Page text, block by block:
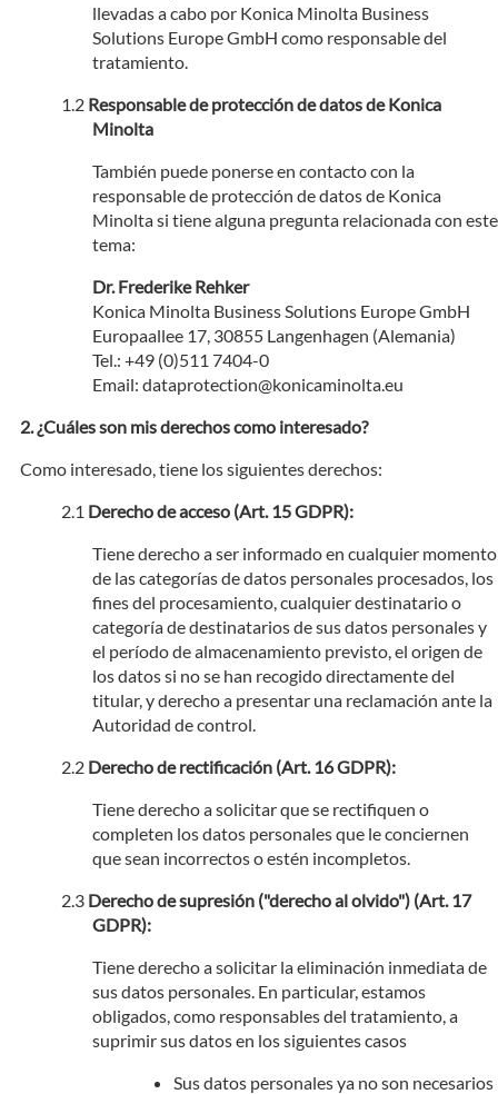
llevadas a cabo por Konica Minolta Business
Solutions Europe GmbH como responsable del
tratamiento.
Responsable de protección de datos de Konica
Minolta
También puede ponerse en contacto con la
responsable de protección de datos de Konica
Minolta si tiene alguna pregunta relacionada con este
tema:
Dr. Frederike Rehker
Konica Minolta Business Solutions Europe GmbH
Europaallee 17, 30855 Langenhagen (Alemania)
Tel.: +49 (0)511 7404-0
Email: dataprotection@konicaminolta.eu
¿Cuáles son mis derechos como interesado?
Como interesado, tiene los siguientes derechos:
Derecho de acceso (Art. 15 GDPR):
Tiene derecho a ser informado en cualquier momento
de las categorías de datos personales procesados, los
fines del procesamiento, cualquier destinatario o
categoría de destinatarios de sus datos personales y
el período de almacenamiento previsto, el origen de
los datos si no se han recogido directamente del
titular, y derecho a presentar una reclamación ante la
Autoridad de control.
Derecho de rectificación (Art. 16 GDPR):
Tiene derecho a solicitar que se rectifiquen o
completen los datos personales que le conciernen
que sean incorrectos o estén incompletos.
Derecho de supresión ("derecho al olvido") (Art. 17
GDPR):
Tiene derecho a solicitar la eliminación inmediata de
sus datos personales. En particular, estamos
obligados, como responsables del tratamiento, a
suprimir sus datos en los siguientes casos
Sus datos personales ya no son necesarios